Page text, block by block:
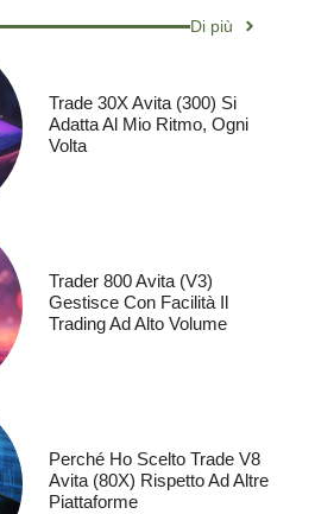
Di più
Trade 30X Avita (300) Si
Adatta Al Mio Ritmo, Ogni
Volta
Trader 800 Avita (V3)
Gestisce Con Facilità Il
Trading Ad Alto Volume
Perché Ho Scelto Trade V8
Avita (80X) Rispetto Ad Altre
Piattaforme